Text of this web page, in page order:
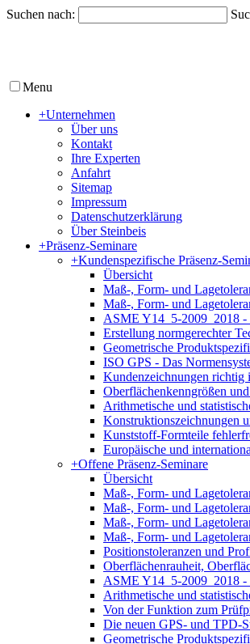
Suchen nach:
Menu
+Unternehmen
Über uns
Kontakt
Ihre Experten
Anfahrt
Sitemap
Impressum
Datenschutzerklärung
Über Steinbeis
+Präsenz-Seminare
+Kundenspezifische Präsenz-
Übersicht
Maß-, Form- und
Maß-, Form- und
ASME Y14_5-2009_2018 -
Erstellung normgerechter
Geometrische
ISO GPS - Das
Kundenzeichnungen richtig
Oberflächenkenngrößen
Arithmetische und
Konstruktionszeichnungen
Kunststoff-Formteile
Europäische und
+Offene Präsenz-Seminare
Übersicht
Maß-, Form- und
Maß-, Form- und
Maß-, Form- und
Maß-, Form- und
Positionstoleranzen und
Oberflächenrauheit,
ASME Y14_5-2009_2018 -
Arithmetische und
Von der Funktion zum
Die neuen GPS- und TPD-
Geometrische